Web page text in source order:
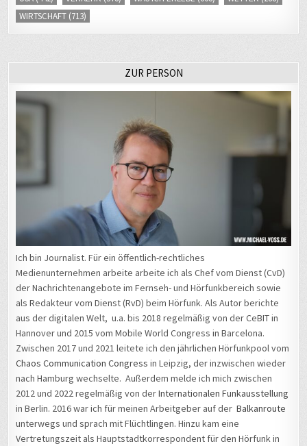
WIRTSCHAFT (713)
ZUR PERSON
Ich bin Journalist. Für ein öffentlich-rechtliches
Medienunternehmen arbeite arbeite ich als Chef vom Dienst (CvD)
der Nachrichtenangebote im Fernseh- und Hörfunkbereich sowie
als Redakteur vom Dienst (RvD) beim Hörfunk. Als Autor berichte
aus der digitalen Welt, u.a. bis 2018 regelmäßig von der CeBIT in
Hannover und 2015 vom Mobile World Congress in Barcelona.
Zwischen 2017 und 2021 leitete ich den jährlichen Hörfunkpool vom
Chaos Communication Congress in Leipzig, der inzwischen wieder
nach Hamburg wechselte. Außerdem melde ich mich zwischen
2012 und 2022 regelmäßig von derInternationalen Funkausstellung
in Berlin. 2016 war ich für meinen Arbeitgeber auf derBalkanroute
unterwegs und sprach mit Flüchtlingen. Hinzu kam eine
Vertretungszeit als Hauptstadtkorrespondent für den Hörfunk in